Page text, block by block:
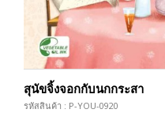
สุนัขจิ้งจอกกับนกกระสา
รหัสสินค้า : P-YOU-0920